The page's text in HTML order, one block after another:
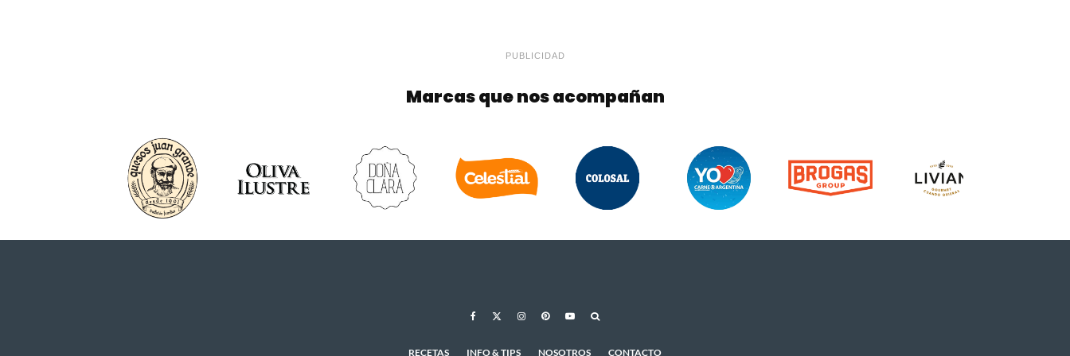
PUBLICIDAD
Marcas que nos acompañan
RECETAS INFO & TIPS NOSOTROS CONTACTO